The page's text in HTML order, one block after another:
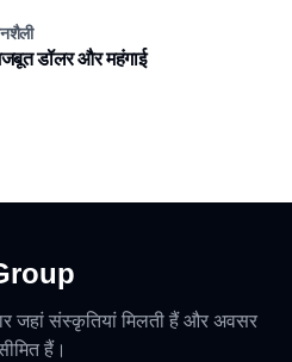
डॉलर और महंगाई
जहां संस्कृतियां मिलती हैं और अवसर
हैं।